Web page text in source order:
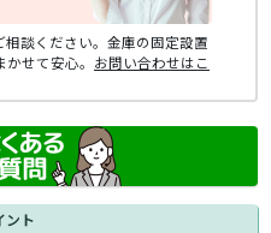
ント
談ください。金庫の固定設置
せて安心。 お問い合わせはこ